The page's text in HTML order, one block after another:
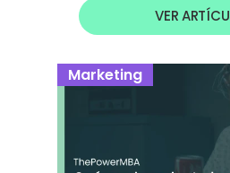
VER
Marketing